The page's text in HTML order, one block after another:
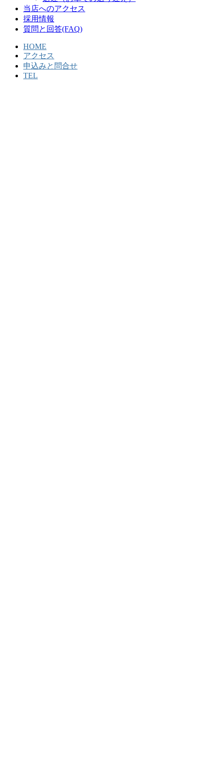
当店へのアクセス
採用情報
質問と回答(FAQ)
HOME
アクセス
申込みと問合せ
TEL